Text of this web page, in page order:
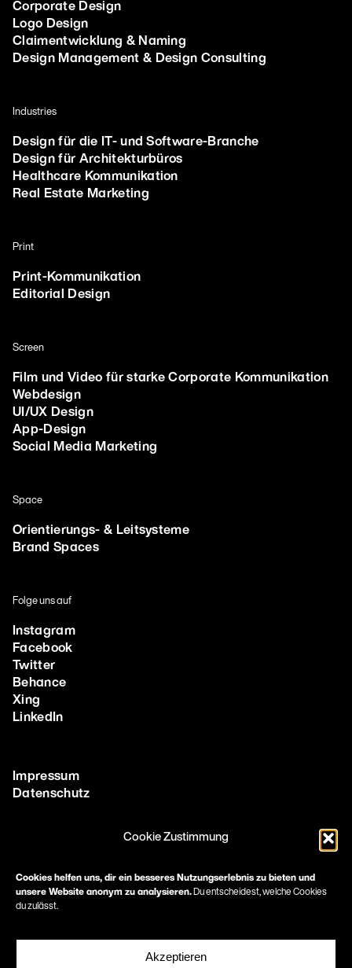
Cookie Zustimmung
Cookies helfen uns, dir ein besseres Nutzungserlebnis zu bieten und
unsere Website anonym zu analysieren. Du entscheidest, welche Cookies
du zulässt.
Akzeptieren
Corporate Design
Logo Design
Claimentwicklung & Naming
Design Management & Design Consulting
Industries
Design für die IT- und Software-Branche
Design für Architekturbüros
Healthcare Kommunikation
Real Estate Marketing
Print
Print-Kommunikation
Editorial Design
Screen
Film und Video für starke Corporate Kommunikation
Webdesign
UI/UX Design
App-Design
Social Media Marketing
Space
Orientierungs- & Leitsysteme
Brand Spaces
Methoden & Tools
Corporate Design Agentur in Frankfurt
Print Design Agentur
Marketing für Architekten
Folge uns auf
Instagram
Facebook
Twitter
Behance
Xing
LinkedIn
Impressum
Datenschutz